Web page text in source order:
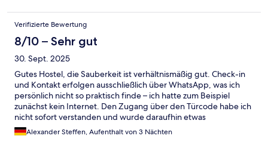
Verifizierte Bewertung
8/10 – Sehr gut
30. Sept. 2025
Gutes Hostel, die Sauberkeit ist verhältnismäßig gut. Check-in
und Kontakt erfolgen ausschließlich über WhatsApp, was ich
persönlich nicht so praktisch finde – ich hatte zum Beispiel
zunächst kein Internet. Den Zugang über den Türcode habe ich
nicht sofort verstanden und wurde daraufhin etwas
unfreundlich behandelt. Im ganzen Haus war der Geruch etwas
streng. Preis-Leistung ist jedoch gut.
Alexander Steffen, Aufenthalt von 3 Nächten